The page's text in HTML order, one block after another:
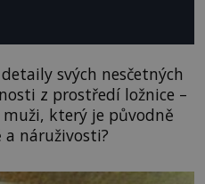
svých nesčetných
z prostředí ložnice –
muži, který je původně
náruživosti?